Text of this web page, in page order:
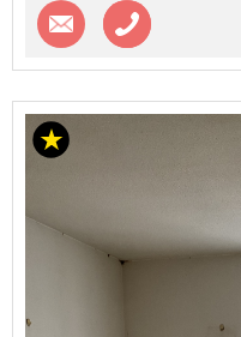
Contacter l'agence